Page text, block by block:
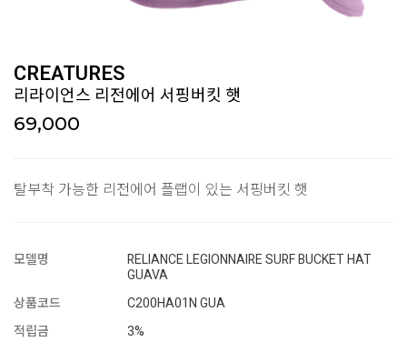
CREATURES
리라이언스 리전에어 서핑버킷 햇
69,000
탈부착 가능한 리전에어 플랩이 있는 서핑버킷 햇
모델명
RELIANCE LEGIONNAIRE SURF BUCKET HAT
GUAVA
상품코드
C200HA01N GUA
적립금
3%